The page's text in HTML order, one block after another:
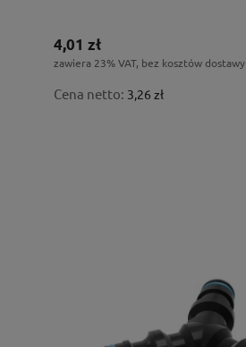
4,01 zł
zawiera 23% VAT, bez kosztów dostawy
Cena netto: 3,26 zł